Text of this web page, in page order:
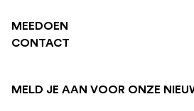
MEEDOEN
CONTACT
MELD JE AAN VOOR ONZE